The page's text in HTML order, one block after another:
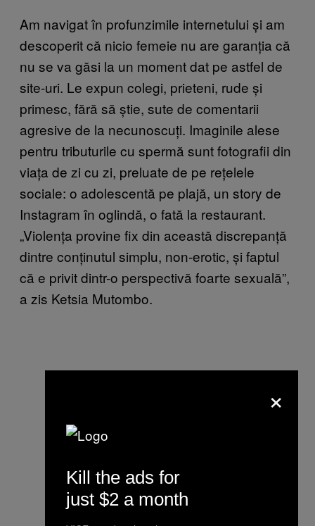
Am navigat în profunzimile internetului și am
descoperit că nicio femeie nu are garanția că
nu se va găsi la un moment dat pe astfel de
site-uri. Le expun colegi, prieteni, rude și
primesc, fără să știe, sute de comentarii
agresive de la necunoscuți. Imaginile alese
pentru tributurile cu spermă sunt fotografii din
viața de zi cu zi, preluate de pe rețelele
sociale: o adolescentă pe plajă, un story de
Instagram în oglindă, o fată la restaurant.
„Violența provine fix din această discrepanță
dintre conținutul simplu, non-erotic, și faptul
că e privit dintr-o perspectivă foarte sexuală”,
a zis Ketsia Mutombo.
×
Kill the ads for
just $2 a month